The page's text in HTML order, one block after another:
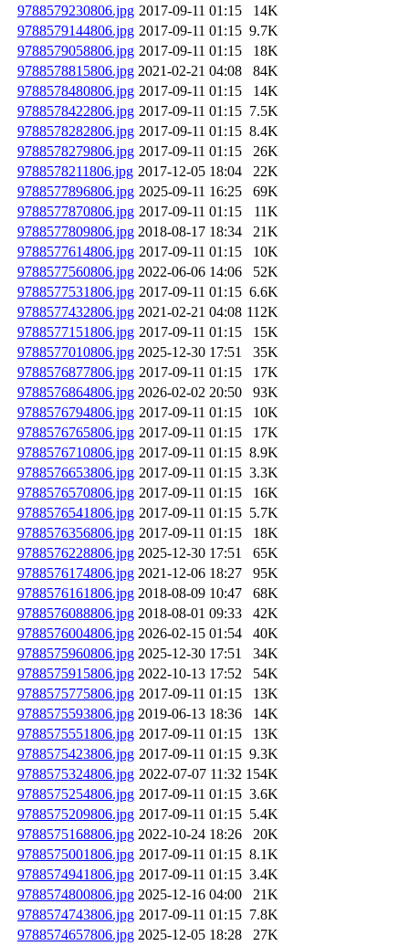
9788579230806.jpg 2017-09-11 01:15
14K
9788579144806.jpg 2017-09-11 01:15 9.7K
9788579058806.jpg 2017-09-11 01:15
18K
9788578815806.jpg 2021-02-21 04:08
84K
9788578480806.jpg 2017-09-11 01:15
14K
9788578422806.jpg 2017-09-11 01:15 7.5K
9788578282806.jpg 2017-09-11 01:15 8.4K
9788578279806.jpg 2017-09-11 01:15
26K
9788578211806.jpg 2017-12-05 18:04
22K
9788577896806.jpg 2025-09-11 16:25
69K
9788577870806.jpg 2017-09-11 01:15
11K
9788577809806.jpg 2018-08-17 18:34
21K
9788577614806.jpg 2017-09-11 01:15
10K
9788577560806.jpg 2022-06-06 14:06
52K
9788577531806.jpg 2017-09-11 01:15 6.6K
9788577432806.jpg 2021-02-21 04:08 112K
9788577151806.jpg 2017-09-11 01:15
15K
9788577010806.jpg 2025-12-30 17:51
35K
9788576877806.jpg 2017-09-11 01:15
17K
9788576864806.jpg 2026-02-02 20:50
93K
9788576794806.jpg 2017-09-11 01:15
10K
9788576765806.jpg 2017-09-11 01:15
17K
9788576710806.jpg 2017-09-11 01:15 8.9K
9788576653806.jpg 2017-09-11 01:15 3.3K
9788576570806.jpg 2017-09-11 01:15
16K
9788576541806.jpg 2017-09-11 01:15 5.7K
9788576356806.jpg 2017-09-11 01:15
18K
9788576228806.jpg 2025-12-30 17:51
65K
9788576174806.jpg 2021-12-06 18:27
95K
9788576161806.jpg 2018-08-09 10:47
68K
9788576088806.jpg 2018-08-01 09:33
42K
9788576004806.jpg 2026-02-15 01:54
40K
9788575960806.jpg 2025-12-30 17:51
34K
9788575915806.jpg 2022-10-13 17:52
54K
9788575775806.jpg 2017-09-11 01:15
13K
9788575593806.jpg 2019-06-13 18:36
14K
9788575551806.jpg 2017-09-11 01:15
13K
9788575423806.jpg 2017-09-11 01:15 9.3K
9788575324806.jpg 2022-07-07 11:32 154K
9788575254806.jpg 2017-09-11 01:15 3.6K
9788575209806.jpg 2017-09-11 01:15 5.4K
9788575168806.jpg 2022-10-24 18:26
20K
9788575001806.jpg 2017-09-11 01:15 8.1K
9788574941806.jpg 2017-09-11 01:15 3.4K
9788574800806.jpg 2025-12-16 04:00
21K
9788574743806.jpg 2017-09-11 01:15 7.8K
9788574657806.jpg 2025-12-05 18:28
27K